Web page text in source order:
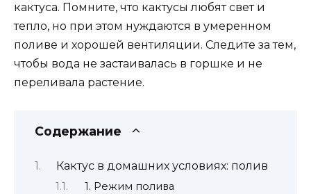
кактуса. Помните, что кактусы любят свет и
тепло, но при этом нуждаются в умеренном
поливе и хорошей вентиляции. Следите за тем,
чтобы вода не застаивалась в горшке и не
переливала растение.
Содержание
Кактус в домашних условиях: полив
1. Режим полива